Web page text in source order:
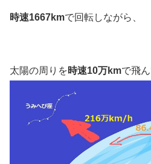
時速1667kmで回転しながら、
太陽の周りを時速10万kmで飛